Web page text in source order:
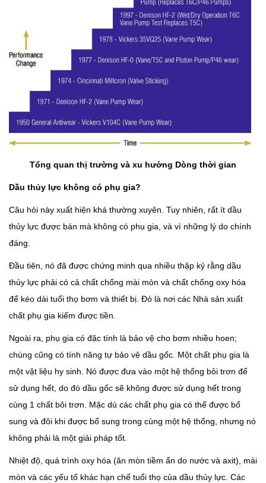
Tổng quan thị trường và xu hướng Dòng thời gian
Dầu thủy lực không có phụ gia?
Câu hỏi này xuất hiện khá thường xuyên. Tuy nhiên, rất ít dầu
thủy lực được bán mà không có phụ gia, và vì những lý do chính
đáng.
Đầu tiên, nó đã được chứng minh qua nhiều thập kỷ rằng dầu
thủy lực phải có cả chất chống mài mòn và chất chống oxy hóa
để kéo dài tuổi thọ bơm và thiết bị. Đó là nơi các Nhà sản xuất
chất phụ gia kiếm được tiền.
Ngoài ra, phụ gia có đặc tính là bảo vệ cho bơm nhiều hoen;
chúng cũng có tính năng tự bảo vệ dầu gốc. Một chất phụ gia là
một vật liệu hy sinh. Nó được đưa vào một hệ thống bôi trơn để
sử dụng hết, do đó dầu gốc sẽ không được sử dụng hết trong
cùng 1 chất bôi trơn. Mặc dù các chất phụ gia có thể được bổ
sung và đôi khi được bổ sung trong cùng một hệ thống, nhưng nó
không phải là một giải pháp tốt.
Nhiệt độ, quá trình oxy hóa (ăn mòn tiềm ẩn do nước và axit), mài
mòn và các yếu tố khác hạn chế tuổi thọ của dầu thủy lực. Các